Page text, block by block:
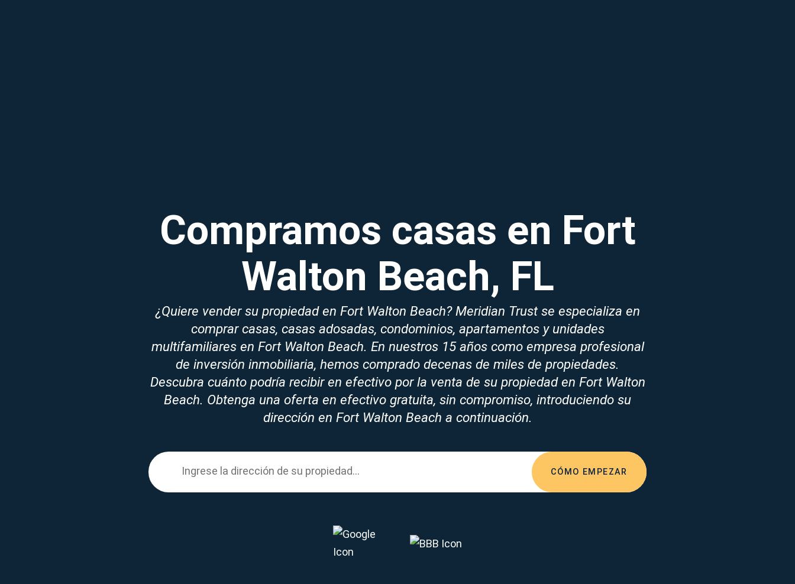
Compramos casas en Fort
Walton Beach, FL
¿Quiere vender su propiedad en Fort Walton Beach? Meridian Trust se especializa en
comprar casas, casas adosadas, condominios, apartamentos y unidades
multifamiliares en Fort Walton Beach. En nuestros 15 años como empresa profesional
de inversión inmobiliaria, hemos comprado decenas de miles de propiedades.
Descubra cuánto podría recibir en efectivo por la venta de su propiedad en Fort Walton
Beach. Obtenga una oferta en efectivo gratuita, sin compromiso, introduciendo su
dirección en Fort Walton Beach a continuación.
Ingrese la dirección de su propiedad... CÓMO EMPEZAR